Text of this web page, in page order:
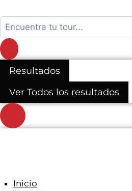
Search
...
Resultados
Ver Todos los resultados
Inicio